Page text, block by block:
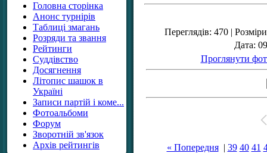
Головна сторінка
Анонс турнірів
Таблиці змагань
Розряди та звання
Рейтинги
Суддівство
Досягнення
Літопис шашок в
Україні
Записи партій і коме...
Фотоальбоми
Форум
Зворотній зв'язок
Архів рейтингів
Переглядів: 470 | Розміри
Дата:
Проглянути
« Попередня| 39 40 41